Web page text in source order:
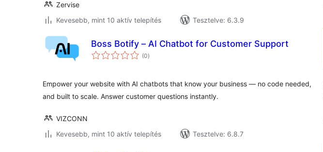
Zervise
Kevesebb, mint 10 aktív telepítés
Tesztelve: 6.3.9
Boss Botify – AI Chatbot for Customer Support
(0értékelés
összesen
)
Empower your website with AI chatbots that know your business — no code needed,
and built to scale. Answer customer questions instantly.
VIZCONN
Kevesebb, mint 10 aktív telepítés
Tesztelve: 6.8.7